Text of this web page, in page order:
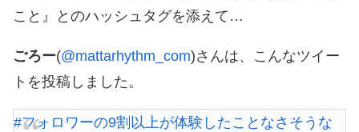
こと』とのハッシュタグを添えて…
ごろー(@mattarhythm_com)さんは、こんなツイー
トを投稿しました。
#フォロワーの9割以上が体験したことなさそうな